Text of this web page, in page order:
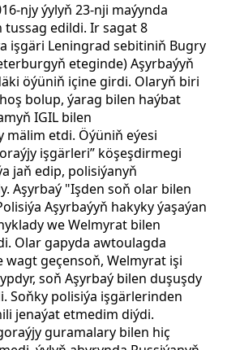
njy ýylyň 23-nji maýynda
edildi. Ir sagat 8
işgäri Leningrad sebitiniň Bugry
eteginde) Aşyrbaýyň
öýüniň içine girdi. Olaryň biri
bolup, ýarag bilen haýbat
IGIL bilen
mälim etdi. Öýüniň eýesi
işgärleri” köşeşdirmegi
jaň edip, polisiýanyň
Aşyrbaý "Işden soň olar bilen
Aşyrbaýyň hakyky ýaşaýan
we Welmyrat bilen
Olar gapyda awtoulagda
wagt geçensoň, Welmyrat işi
soň Aşyrbaý bilen duşuşdy
Soňky polisiýa işgärlerinden
jenaýat etmedim diýdi.
guramalary bilen hiç